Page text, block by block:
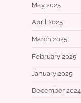
May 2025
April 2025
March 2025
February 2025
January 2025
December 2024